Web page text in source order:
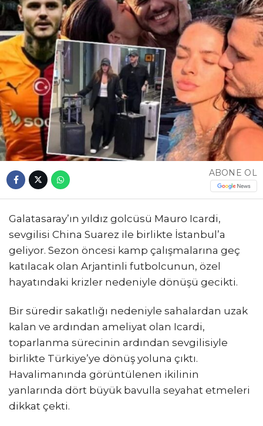
ABONE OL
Galatasaray’ın yıldız golcüsü Mauro Icardi,
sevgilisi China Suarez ile birlikte İstanbul’a
geliyor. Sezon öncesi kamp çalışmalarına geç
katılacak olan Arjantinli futbolcunun, özel
hayatındaki krizler nedeniyle dönüşü gecikti.
Bir süredir sakatlığı nedeniyle sahalardan uzak
kalan ve ardından ameliyat olan Icardi,
toparlanma sürecinin ardından sevgilisiyle
birlikte Türkiye’ye dönüş yoluna çıktı.
Havalimanında görüntülenen ikilinin
yanlarında dört büyük bavulla seyahat etmeleri
dikkat çekti.